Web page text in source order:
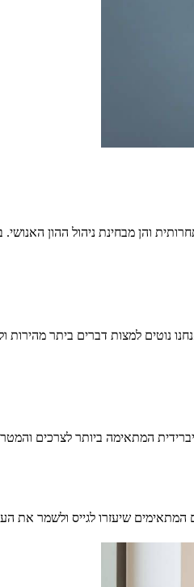
והן מבחינת ניהול ההון
נוטים למצות דברים ביתר
המתאימה ביותר לצרכים
שיעזרו לגייס ולשמר את